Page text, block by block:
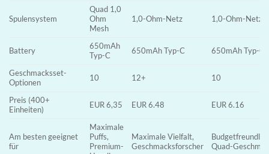
Spulensystem
Quad 1,0
Ohm
Mesh
1,0-Ohm-Netz 1,0-Ohm-Netz
Battery
650mAh
Typ-C
650mAh Typ-C 650mAh Typ-C
Geschmacksset-
Optionen
10 12+ 10
Preis (400+
Einheiten)
EUR 6,35 EUR 6.48 EUR 6.16
Am besten geeignet
für
Maximale
Puffs,
Premium-
Maximale Vielfalt,
Geschmacksforscher
Quad-